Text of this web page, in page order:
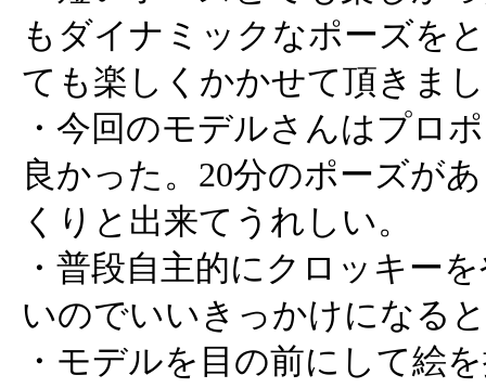
もダイナミックなポーズを
ても楽しくかかせて頂きま
・今回のモデルさんはプロ
良かった。20分のポーズが
くりと出来てうれしい。
・普段自主的にクロッキー
いのでいいきっかけになる
・モデルを目の前にして絵